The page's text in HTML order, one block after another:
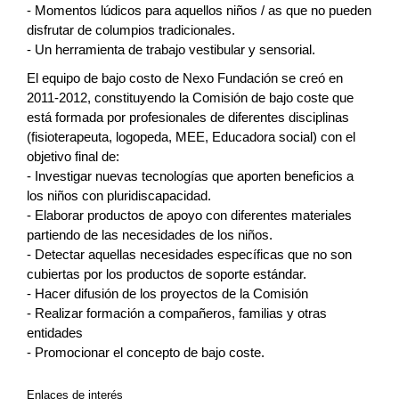
- Momentos lúdicos para aquellos niños / as que no pueden
disfrutar de columpios tradicionales.
- Un herramienta de trabajo vestibular y sensorial.
El equipo de bajo costo de Nexo Fundación se creó en
2011-2012, constituyendo la Comisión de bajo coste que
está formada por profesionales de diferentes disciplinas
(fisioterapeuta, logopeda, MEE, Educadora social) con el
objetivo final de:
- Investigar nuevas tecnologías que aporten beneficios a
los niños con pluridiscapacidad.
- Elaborar productos de apoyo con diferentes materiales
partiendo de las necesidades de los niños.
- Detectar aquellas necesidades específicas que no son
cubiertas por los productos de soporte estándar.
- Hacer difusión de los proyectos de la Comisión
- Realizar formación a compañeros, familias y otras
entidades
- Promocionar el concepto de bajo coste.
Enlaces de interés